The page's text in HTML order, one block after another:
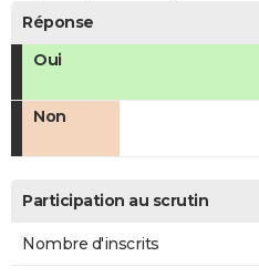
Réponse
Oui
Non
Participation au scrutin
Nombre d'inscrits